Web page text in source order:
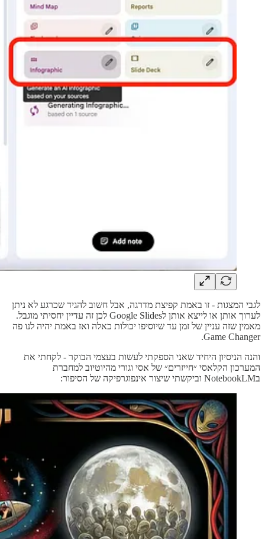
לגבי המצגות - זו באמת קפיצת מדרגה, אבל חשוב להגיד שכרגע לא ניתן
לערוך אותן או לייצא אותן לGoogle Slides לכן זה עדיין יחסיתי מוגבל.
מאמין שזה עניין של זמן עד שיוסיפו יכולות כאלה ואז באמת יהיה לנו פה
Game Changer.
והנה הניסיון היחיד שאני הספקתי לעשות בעצמי הבוקר - לקחתי את
המערכון הקלאסי ״חייזרים״ של אסי וגורי מהיוטיוב למחברת
בNotebookLM וביקשתי שיצור אינפוגרפיקה של הסיפור: